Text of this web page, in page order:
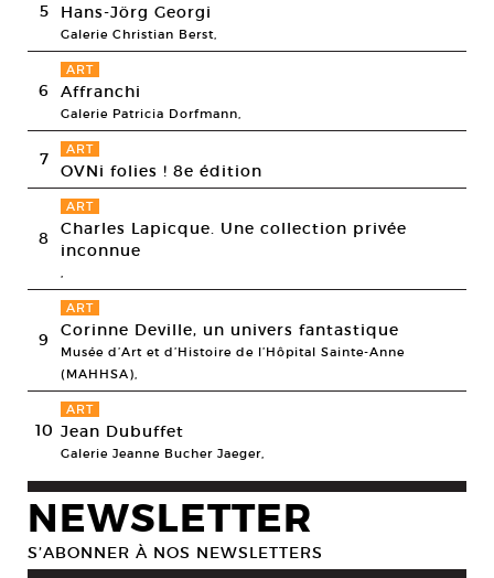
5 Hans-Jörg Georgi
Galerie Christian Berst,
6
ART
Affranchi
Galerie Patricia Dorfmann,
7 ART
OVNi folies ! 8e édition
8
ART
Charles Lapicque. Une collection privée
inconnue
,
9
ART
Corinne Deville, un univers fantastique
Musée d’Art et d’Histoire de l’Hôpital Sainte-Anne
(MAHHSA),
10
ART
Jean Dubuffet
Galerie Jeanne Bucher Jaeger,
NEWSLETTER
S’ABONNER À NOS NEWSLETTERS